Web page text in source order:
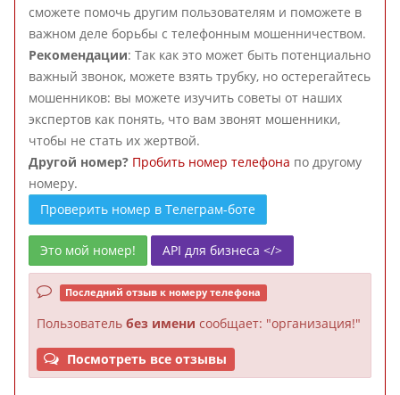
сможете помочь другим пользователям и поможете в
важном деле борьбы с телефонным мошенничеством.
Рекомендации: Так как это может быть потенциально
важный звонок, можете взять трубку, но остерегайтесь
мошенников: вы можете изучить советы от наших
экспертов как понять, что вам звонят мошенники,
чтобы не стать их жертвой.
Другой номер? Пробить номер телефона по другому
номеру.
Проверить номер в Телеграм-боте
Это мой номер! API для бизнеса </>
Последний отзыв к номеру телефона
Пользователь без имени сообщает: "организация!"
Посмотреть все отзывы